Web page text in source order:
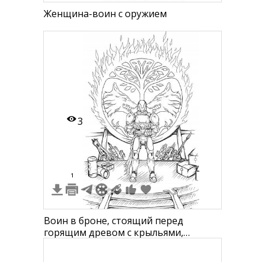
Женщина-воин с оружием
3
1
Воин в броне, стоящий перед
горящим древом с крыльями,